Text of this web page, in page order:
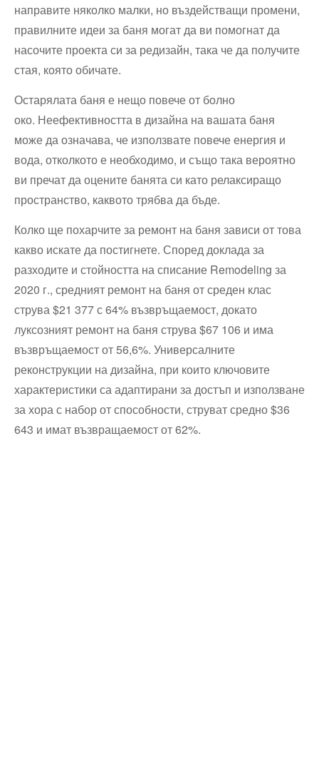
направите няколко малки, но въздействащи промени,
правилните идеи за баня могат да ви помогнат да
насочите проекта си за редизайн, така че да получите
стая, която обичате.
Остарялата баня е нещо повече от болно
око. Неефективността в дизайна на вашата баня
може да означава, че използвате повече енергия и
вода, отколкото е необходимо, и също така вероятно
ви пречат да оцените банята си като релаксиращо
пространство, каквото трябва да бъде.
Колко ще похарчите за ремонт на баня зависи от това
какво искате да постигнете. Според доклада за
разходите и стойността на списание Remodeling за
2020 г., средният ремонт на баня от среден клас
струва $21 377 с 64% възвръщаемост, докато
луксозният ремонт на баня струва $67 106 и има
възвръщаемост от 56,6%. Универсалните
реконструкции на дизайна, при които ключовите
характеристики са адаптирани за достъп и използване
за хора с набор от способности, струват средно $36
643 и имат възвращаемост от 62%.